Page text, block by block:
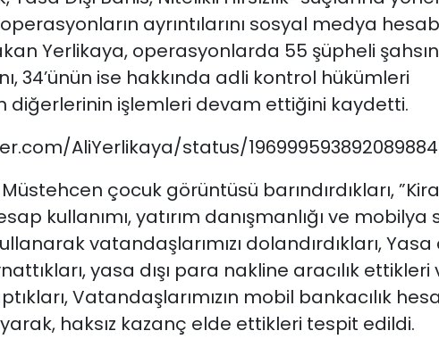
ayrıntılarını sosyal medya
Yerlikaya, operasyonlarda 55 şüpheli şahsın
34’ünün ise hakkında adli kontrol hükümleri
diğerlerinin işlemleri devam ettiğini kaydetti.
AliYerlikaya/status/
çocuk görüntüsü barındırdıkları,
kullanımı, yatırım danışmanlığı ve mobilya
vatandaşlarımızı dolandırdıkları, Yasa
yasa dışı para nakline aracılık ettikleri
Vatandaşlarımızın mobil bankacılık
haksız kazanç elde ettikleri tespit edildi.